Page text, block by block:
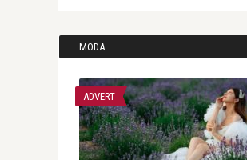
MODA
ADVERT